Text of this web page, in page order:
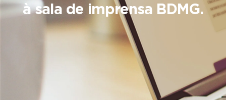
à sala de imprensa BDMG.